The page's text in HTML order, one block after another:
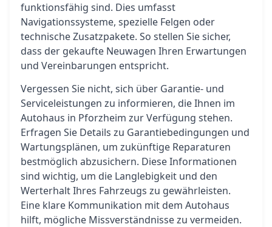
funktionsfähig sind. Dies umfasst
Navigationssysteme, spezielle Felgen oder
technische Zusatzpakete. So stellen Sie sicher,
dass der gekaufte Neuwagen Ihren Erwartungen
und Vereinbarungen entspricht.
Vergessen Sie nicht, sich über Garantie- und
Serviceleistungen zu informieren, die Ihnen im
Autohaus in Pforzheim zur Verfügung stehen.
Erfragen Sie Details zu Garantiebedingungen und
Wartungsplänen, um zukünftige Reparaturen
bestmöglich abzusichern. Diese Informationen
sind wichtig, um die Langlebigkeit und den
Werterhalt Ihres Fahrzeugs zu gewährleisten.
Eine klare Kommunikation mit dem Autohaus
hilft, mögliche Missverständnisse zu vermeiden.